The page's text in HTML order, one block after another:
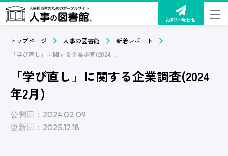
お問い合わせ
トップページ 人事の図書館
新着レポート
「学び直し」に関する企業調査(2024年2月)
「学び直し」に関する企業調査(2024
年2月)
公開日：2024.02.09
更新日：2025.12.18